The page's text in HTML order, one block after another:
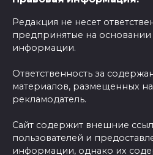
Редакция не несет
предпринятые на
информации.
Ответственность за
материалов, размещенных на
рекламодатель.
Сайт содержит внешние
пользователей и
информации, однако их